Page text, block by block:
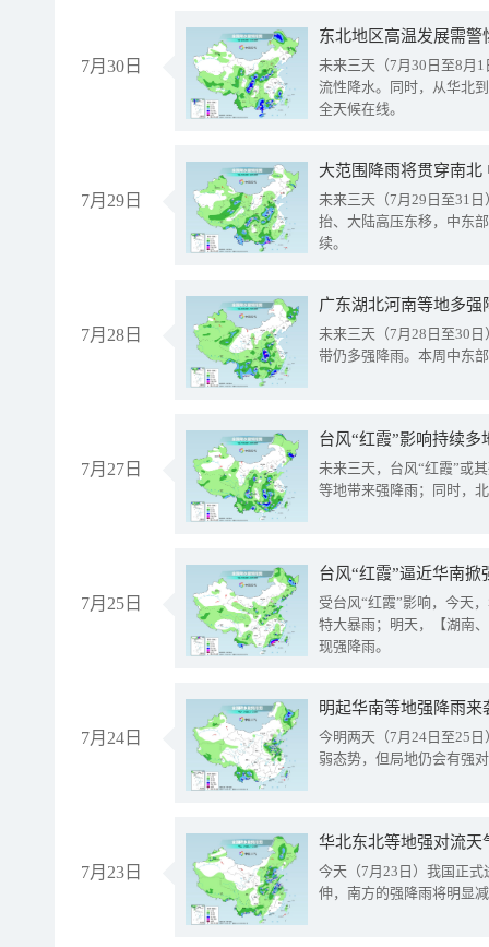
7月30日
东北地区高温发展需
未来三天（7月30日至8月
流性降水。同时，从华北
全天候在线。
7月29日
大范围降雨将贯穿南
未来三天（7月29日至31
抬、大陆高压东移，中东
续。
7月28日
广东湖北河南等地多
未来三天（7月28日至30
带仍多强降雨。本周中东
7月27日
台风“红霞”影响持续
未来三天，台风“红霞”或
等地带来强降雨；同时，
7月25日
台风“红霞”逼近华南
受台风“红霞”影响，今天
特大暴雨；明天，【湖南
现强降雨。
7月24日
明起华南等地强降雨
今明两天（7月24日至25
弱态势，但局地仍会有强
7月23日
华北东北等地强对流天
今天（7月23日）我国正
伸，南方的强降雨将明显